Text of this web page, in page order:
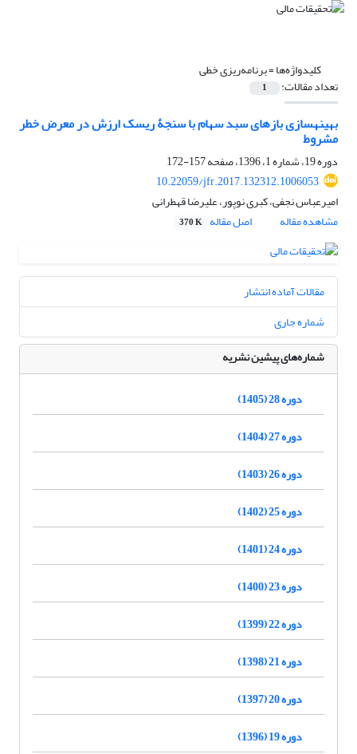
کلیدواژه‌ها =برنامه‌ریزی خطی
تعداد مقالات: 1
بهینه‎سازی بازه‎ای سبد سهام با سنجۀ ریسک ارزش در معرض خطر
مشروط
دوره 19، شماره 1، 1396، صفحه
157-172
10.22059/jfr.2017.132312.1006053
امیرعباس نجفی، کبری نوپور، علیرضا قهطرانی
مشاهده مقاله
اصل مقاله 370 K
مقالات آماده انتشار
شماره جاری
شماره‌های پیشین نشریه
دوره 28 (1405)
دوره 27 (1404)
دوره 26 (1403)
دوره 25 (1402)
دوره 24 (1401)
دوره 23 (1400)
دوره 22 (1399)
دوره 21 (1398)
دوره 20 (1397)
دوره 19 (1396)